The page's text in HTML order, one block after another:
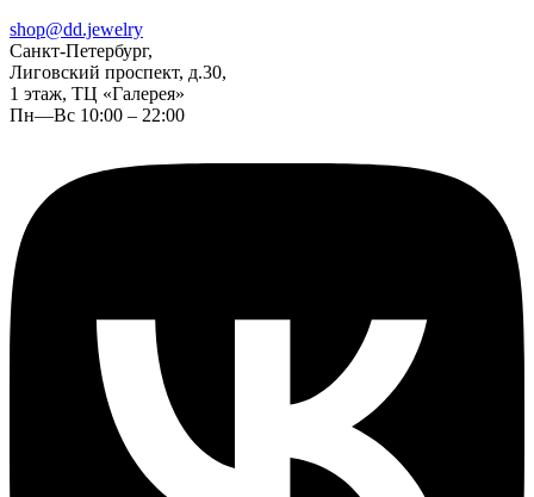
shop@dd.jewelry
Санкт-Петербург,
Лиговский проспект, д.30,
1 этаж, ТЦ «Галерея»
Пн—Вс 10:00 – 22:00